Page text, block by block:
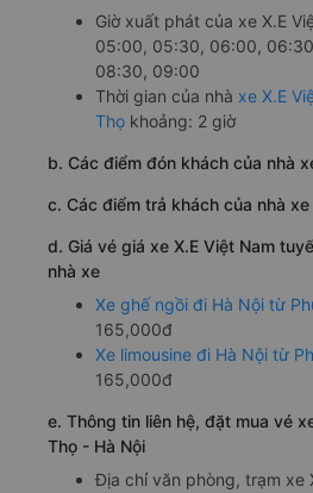
Giờ xuất phát của xe X.E
05:00, 05:30, 06:00,
08:30, 09:00
Thời gian của nhà xe X.E
Thọ khoảng: 2 giờ
b. Các điểm đón khách của nhà
c. Các điểm trả khách của nhà xe
d. Giá vé giá xe X.E Việt Nam
nhà xe
Xe ghế ngồi đi Hà Nội từ
165,000đ
Xe limousine đi Hà Nội từ
165,000đ
e. Thông tin liên hệ, đặt mua vé
Thọ - Hà Nội
Địa chỉ văn phòng, trạm xe